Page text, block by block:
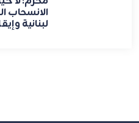
الانسحاب
لبنانية